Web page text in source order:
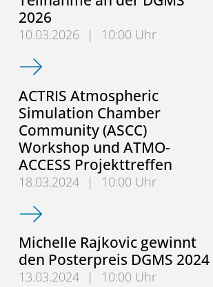
2026
10.03.2026 |
10:00 Uhr
Teilnahme an der DGMS 2026
ACTRIS Atmospheric
Simulation Chamber
Community (ASCC)
Workshop und ATMO-
ACCESS Projekttreffen
18.03.2024 |
10:00 Uhr
ACTRIS Atmospheric Simulation
Michelle Rajkovic gewinnt
den Posterpreis DGMS 2024
13.03.2024 |
10:00 Uhr